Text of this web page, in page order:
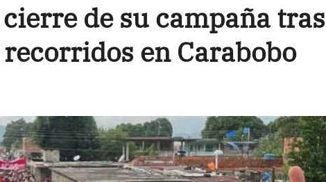
de su campaña tras
en Carabobo